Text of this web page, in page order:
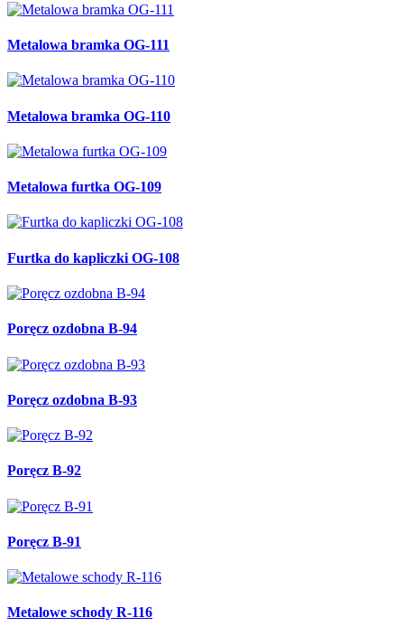
Metalowa bramka OG-111
Metalowa bramka OG-110
Metalowa furtka OG-109
Furtka do kapliczki OG-108
Poręcz ozdobna B-94
Poręcz ozdobna B-93
Poręcz B-92
Poręcz B-91
Metalowe schody R-116